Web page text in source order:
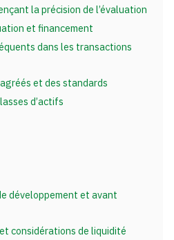
la précision de l’évaluation
et financement
dans les transactions
et des standards
d’actifs
développement et avant
considérations de liquidité